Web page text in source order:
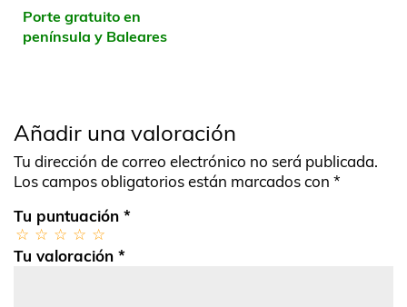
Porte gratuito en
península y Baleares
Añadir una valoración
Tu dirección de correo electrónico no será publicada.
Los campos obligatorios están marcados con *
Tu puntuación *
Tu valoración *